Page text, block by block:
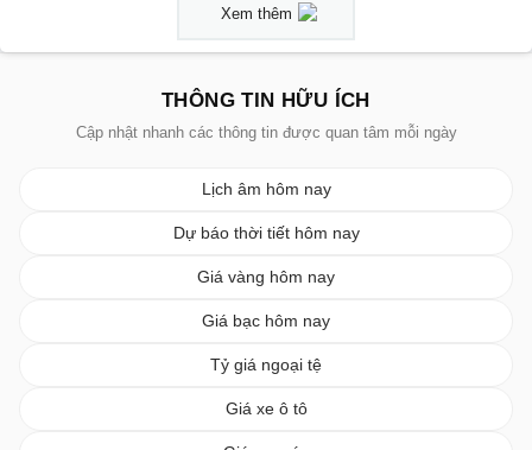
Xem thêm
THÔNG TIN HỮU ÍCH
Cập nhật nhanh các thông tin được quan tâm mỗi ngày
Lịch âm hôm nay
Dự báo thời tiết hôm nay
Giá vàng hôm nay
Giá bạc hôm nay
Tỷ giá ngoại tệ
Giá xe ô tô